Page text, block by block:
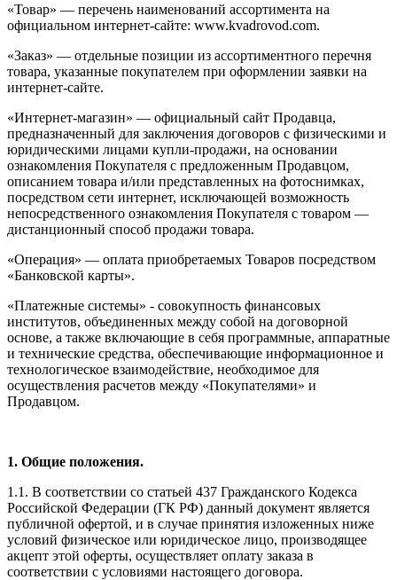
«Товар» — перечень наименований ассортимента на
официальном интернет-сайте: www.kvadrovod.com.
«Заказ» — отдельные позиции из ассортиментного перечня
товара, указанные покупателем при оформлении заявки на
интернет-сайте.
«Интернет-магазин» — официальный сайт Продавца,
предназначенный для заключения договоров с физическими и
юридическими лицами купли-продажи, на основании
ознакомления Покупателя с предложенным Продавцом,
описанием товара и/или представленных на фотоснимках,
посредством сети интернет, исключающей возможность
непосредственного ознакомления Покупателя с товаром —
дистанционный способ продажи товара.
«Операция» — оплата приобретаемых Товаров посредством
«Банковской карты».
«Платежные системы» - совокупность финансовых
институтов, объединенных между собой на договорной
основе, а также включающие в себя программные, аппаратные
и технические средства, обеспечивающие информационное и
технологическое взаимодействие, необходимое для
осуществления расчетов между «Покупателями» и
Продавцом.
1. Общие положения.
1.1. В соответствии со статьей 437 Гражданского Кодекса
Российской Федерации (ГК РФ) данный документ является
публичной офертой, и в случае принятия изложенных ниже
условий физическое или юридическое лицо, производящее
акцепт этой оферты, осуществляет оплату заказа в
соответствии с условиями настоящего договора.